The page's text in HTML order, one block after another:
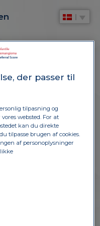
der passer til
tilpasning og
websted. For at
kan du direkte
tilpasse brugen af cookies.
af personoplysninger